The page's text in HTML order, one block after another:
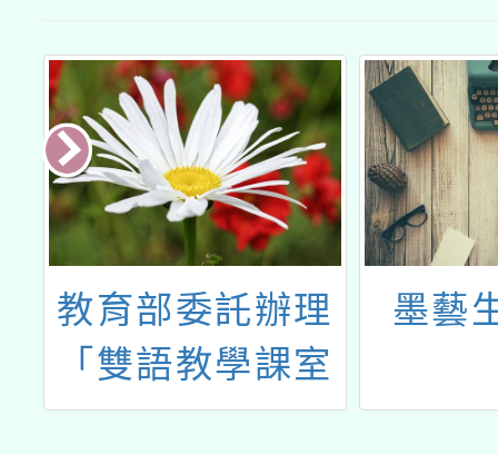
教育部委託辦理
「雙語教學課室
英語線上研習」
墨藝